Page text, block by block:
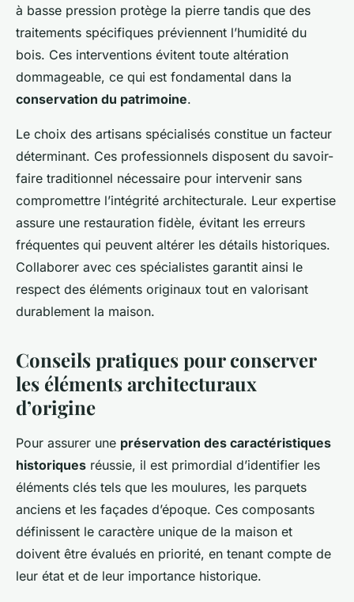
à basse pression protège la pierre tandis que des
traitements spécifiques préviennent l’humidité du
bois. Ces interventions évitent toute altération
dommageable, ce qui est fondamental dans la
conservation du patrimoine.
Le choix des artisans spécialisés constitue un facteur
déterminant. Ces professionnels disposent du savoir-
faire traditionnel nécessaire pour intervenir sans
compromettre l’intégrité architecturale. Leur expertise
assure une restauration fidèle, évitant les erreurs
fréquentes qui peuvent altérer les détails historiques.
Collaborer avec ces spécialistes garantit ainsi le
respect des éléments originaux tout en valorisant
durablement la maison.
Conseils pratiques pour conserver
les éléments architecturaux
d’origine
Pour assurer une préservation des caractéristiques
historiques réussie, il est primordial d’identifier les
éléments clés tels que les moulures, les parquets
anciens et les façades d’époque. Ces composants
définissent le caractère unique de la maison et
doivent être évalués en priorité, en tenant compte de
leur état et de leur importance historique.